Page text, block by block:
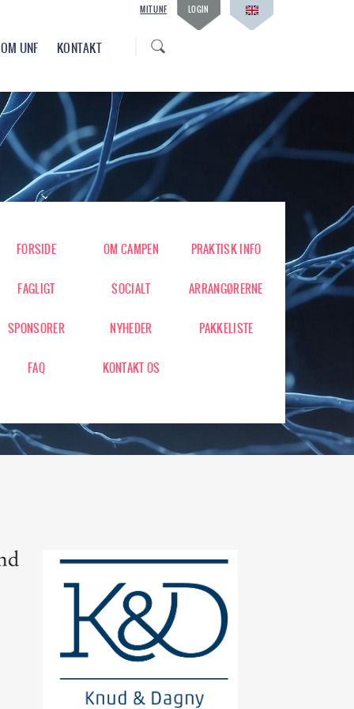
OM UNF KONTAKT
MIT UNF LOGIN
FORSIDE OM CAMPEN PRAKTISK INFO
FAGLIGT SOCIALT ARRANGØRERNE
SPONSORER NYHEDER PAKKELISTE
FAQ KONTAKT OS